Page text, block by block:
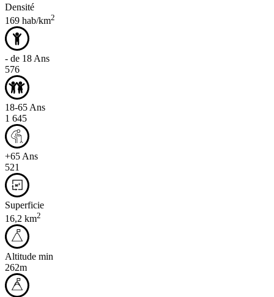
Densité
169 hab/km2
- de 18 Ans
576
18-65 Ans
1 645
+65 Ans
521
Superficie
16,2 km2
Altitude min
262m